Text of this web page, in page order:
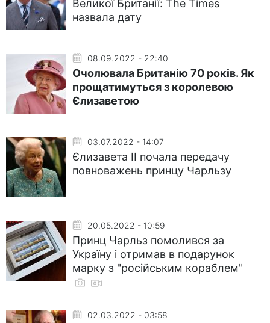
Великої Британії: The Times
назвала дату
08.09.2022 - 22:40
Очолювала Британію 70 років. Як
прощатимуться з королевою
Єлизаветою
03.07.2022 - 14:07
Єлизавета II почала передачу
повноважень принцу Чарльзу
20.05.2022 - 10:59
Принц Чарльз помолився за
Україну і отримав в подарунок
марку з "російським кораблем"
02.03.2022 - 03:58